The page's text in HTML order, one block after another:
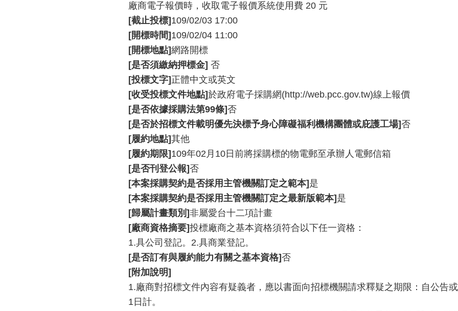
廠商電子報價時，收取電子報價系統使用費 20 元
[截止投標] 109/02/03 17:00
[開標時間] 109/02/04 11:00
[開標地點]網路開標
[是否須繳納押標金] 否
[投標文字] 正體中文或英文
[收受投標文件地點]於政府電子採購網(http://web.pcc.gov.tw)線上報價
[是否依據採購法第99條]否
[是否於招標文件載明優先決標予身心障礙福利機構團體或庇護工場]否
[履約地點]其他
[履約期限] 109年02月10日前將採購標的物電郵至承辦人電郵信箱
[是否刊登公報]否
[本案採購契約是否採用主管機關訂定之範本] 是
[本案採購契約是否採用主管機關訂定之最新版範本] 是
[歸屬計畫類別]非屬愛台十二項計畫
[廠商資格摘要]投標廠商之基本資格須符合以下任一資格：
1.具公司登記。2.具商業登記。
[是否訂有與履約能力有關之基本資格]否
[附加說明]
1.廠商對招標文件內容有疑義者，應以書面向招標機關請求釋疑之期限：自公告
1日計。